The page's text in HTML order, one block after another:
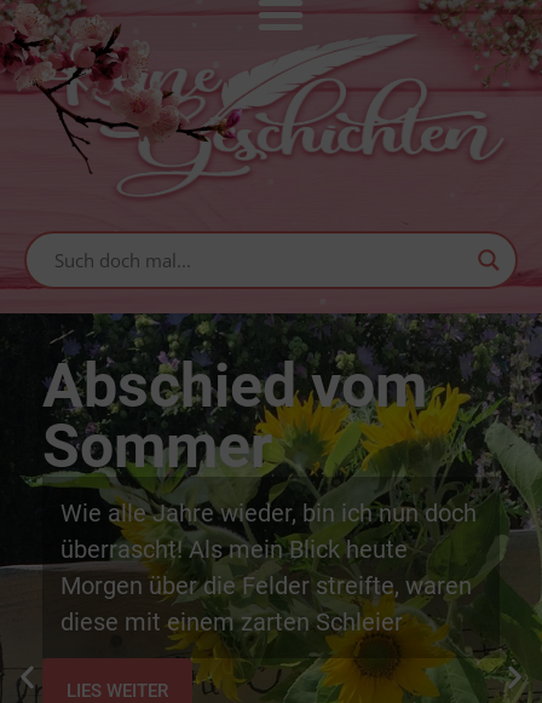
Abschied vom
Sommer
Wie alle Jahre wieder, bin ich nun doch
überrascht! Als mein Blick heute
Morgen über die Felder streifte, waren
diese mit einem zarten Schleier
LIES WEITER